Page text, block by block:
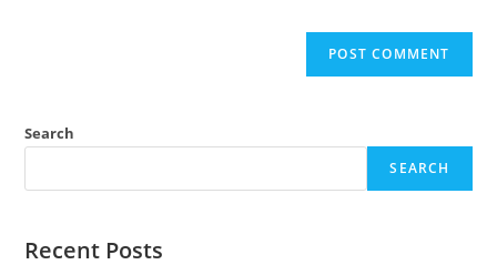
Search
SEARCH
Recent Posts